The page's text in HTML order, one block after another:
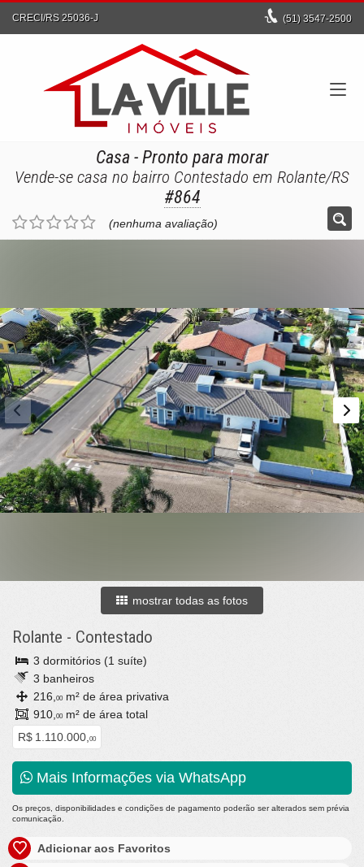
CRECI/RS 25036-J (51) 3547-2500
Casa - Pronto para morar
Vende-se casa no bairro Contestado em Rolante/RS
#864
(nenhuma avaliação)
mostrar todas as fotos
Rolante - Contestado
3 dormitórios (1 suíte)
3 banheiros
216, 00 m² de área privativa
910, 00 m² de área total
R$ 1.110.000, 00
Mais Informações via WhatsApp
Os preços, disponibilidades e condições de pagamento poderão ser alterados sem prévia
comunicação.
Adicionar aos Favoritos